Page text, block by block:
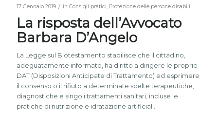
17 Gennaio 2019 / in Consigli pratici, Protezione delle persone disabili
La risposta dell’Avvocato
Barbara D’Angelo
La Legge sul Biotestamento stabilisce che il cittadino,
adeguatamente informato, ha diritto a dirigere le proprie
DAT (Disposizioni Anticipate di Trattamento) ed esprimere
il consenso o il rifiuto a determinate scelte terapeutiche,
diagnostiche e singoli trattamenti sanitari, incluse le
pratiche di nutrizione e idratazione artificiali.